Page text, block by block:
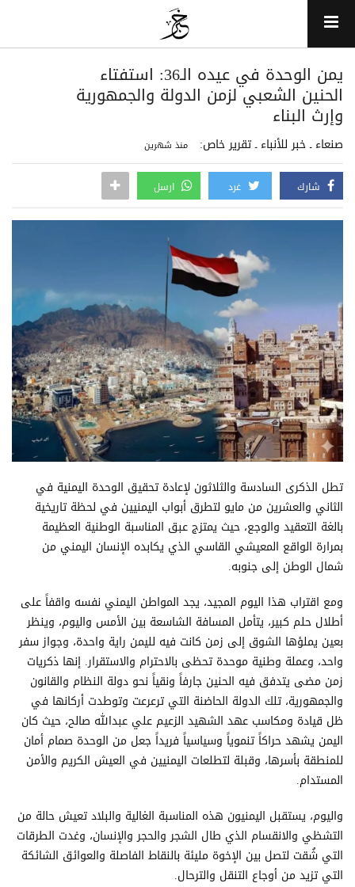
يمن الوحدة في عيده الـ36: استفتاء
الحنين الشعبي لزمن الدولة والجمهورية
وإرث البناء
صنعاء ـ خبر للأنباء ـ تقرير خاص: منذ شهرين
شارك غرد ارسل
تطل الذكرى السادسة والثلاثون لإعادة تحقيق الوحدة اليمنية في
الثاني والعشرين من مايو لتطرق أبواب اليمنيين في لحظة تاريخية
بالغة التعقيد والوجع، حيث يمتزج عبق المناسبة الوطنية العظيمة
بمرارة الواقع المعيشي القاسي الذي يكابده الإنسان اليمني من
شمال الوطن إلى جنوبه.
ومع اقتراب هذا اليوم المجيد، يجد المواطن اليمني نفسه واقفاً على
أطلال حلم كبير، يتأمل المسافة الشاسعة بين الأمس واليوم، وينظر
بعين يملؤها الشوق إلى زمن كانت فيه لليمن راية واحدة، وجواز سفر
واحد، وعملة وطنية موحدة تحظى بالاحترام والاستقرار. إنها ذكريات
زمن مضى يتدفق فيه الحنين جارفاً ونقياً نحو دولة النظام والقانون
والجمهورية، تلك الدولة الحاضنة التي ترعرعت وتوطدت أركانها في
ظل قيادة ومكاسب عهد الشهيد الزعيم علي عبدالله صالح، حيث كان
اليمن يشهد حراكاً تنموياً وسياسياً فريداً جعل من الوحدة صمام أمان
للمنطقة بأسرها، وقبلة لتطلعات اليمنيين في العيش الكريم والأمن
المستدام.
واليوم، يستقبل اليمنيون هذه المناسبة الغالية والبلاد تعيش حالة من
التشظي والانقسام الذي طال الشجر والحجر والإنسان، وغدت الطرقات
التي شُقت لتصل بين الإخوة مليئة بالنقاط الفاصلة والعوائق الشائكة
التي تزيد من أوجاع التنقل والترحال.